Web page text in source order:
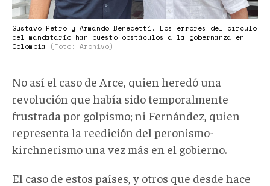
Gustavo Petro y Armando Benedetti. Los errores del círculo
del mandatario han puesto obstáculos a la gobernanza en
Colombia
(Foto: Archivo)
No así el caso de Arce, quien heredó una
revolución que había sido temporalmente
frustrada por golpismo; ni Fernández, quien
representa la reedición del peronismo-
kirchnerismo una vez más en el gobierno.
El caso de estos países, y otros que desde hace